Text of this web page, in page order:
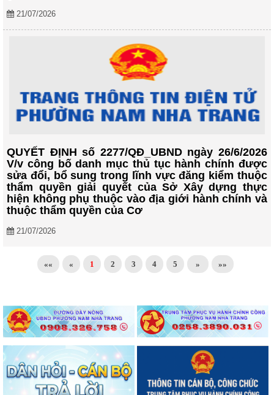
21/07/2026
QUYẾT ĐỊNH số 2277/QĐ_UBND ngày 26/6/2026
V/v công bố danh mục thủ tục hành chính được
sửa đổi, bổ sung trong lĩnh vực đăng kiểm thuộc
thẩm quyền giải quyết của Sở Xây dựng thực
hiện không phụ thuộc vào địa giới hành chính và
thuộc thẩm quyền của Cơ
21/07/2026
«« « 1 2 3 4 5 » »»